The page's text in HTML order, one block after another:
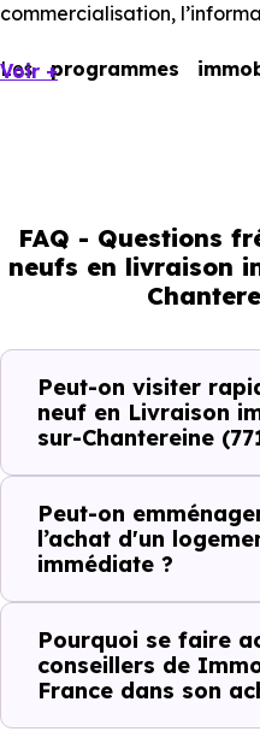
commercialisation,
Lesprogrammes
Livraison
Avec un logement
Brou-sur-Chantereine
logique très concrète.
pouvez le voir, et le projet
Dans la pratique, voici
Action Ce que
Visiter Vous
Voir +
FAQ - Questions
neufs en livraison
Peut-on visiter
neuf en Livraison
sur-Chantereine
Peut-on
l’achat d'un
immédiate ?
Pourquoi se faire
conseillers de
France dans son